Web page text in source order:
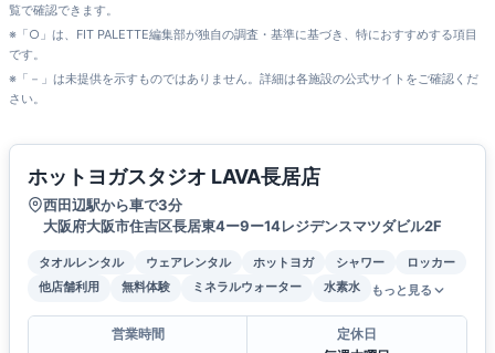
覧で確認できます。
※「○」は、FIT PALETTE編集部が独自の調査・基準に基づき、特におすすめする項目
です。
※「－」は未提供を示すものではありません。詳細は各施設の公式サイトをご確認くだ
さい。
ホットヨガスタジオ LAVA長居店
西田辺駅から車で3分
大阪府大阪市住吉区長居東4ー9ー14レジデンスマツダビル2F
タオルレンタル ウェアレンタル ホットヨガ シャワー
ロッカー
他店舗利用
無料体験 ミネラルウォーター 水素水 もっと見る
営業時間
定休日